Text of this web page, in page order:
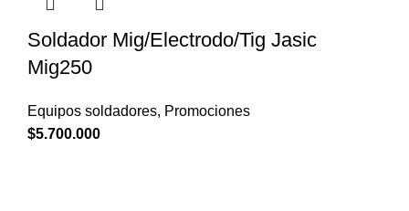
Soldador Mig/Electrodo/Tig Jasic
Mig250
Equipos soldadores, Promociones
$5.700.000